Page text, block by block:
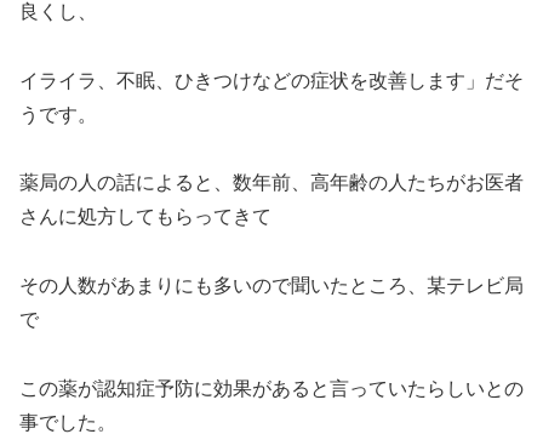
良くし、
イライラ、不眠、ひきつけなどの症状を改善します」だそ
うです。
薬局の人の話によると、数年前、高年齢の人たちがお医者
さんに処方してもらってきて
その人数があまりにも多いので聞いたところ、某テレビ局
で
この薬が認知症予防に効果があると言っていたらしいとの
事でした。